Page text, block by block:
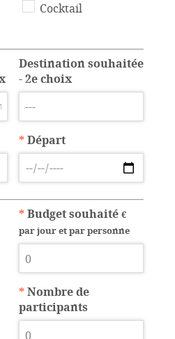
Cocktail
Destination souhaitée
- 2e choix
*Départ
*Budget souhaité €
par jour et par personne
*Nombre de
participants